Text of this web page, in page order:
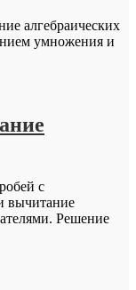
алгебраических
умножения и
с
вычитание
Решение